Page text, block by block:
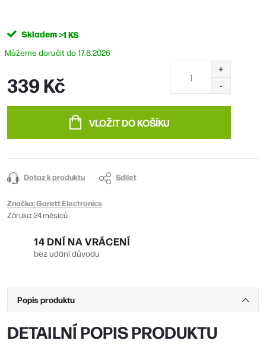
Skladem>1 KS
17.8.2026
339 Kč
VLOŽIT DO KOŠÍKU
Dotaz k produktu Sdílet
Značka:Garett Electronics
Záruka:24 měsíců
14 DNÍ NA VRÁCENÍ
bez udání důvodu
Popis produktu
DETAILNÍ POPIS PRODUKTU